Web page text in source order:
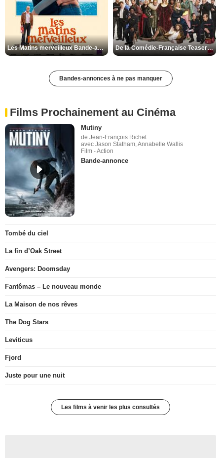
Les Matins merveilleux Bande-annonce VF De la Comédie-Française Teaser VF
Bandes-annonces à ne pas manquer
Films Prochainement au Cinéma
Mutiny
de Jean-François Richet
avec Jason Statham, Annabelle Wallis
Film - Action
Bande-annonce
Tombé du ciel
La fin d’Oak Street
Avengers: Doomsday
Fantômas – Le nouveau monde
La Maison de nos rêves
The Dog Stars
Leviticus
Fjord
Juste pour une nuit
Les films à venir les plus consultés